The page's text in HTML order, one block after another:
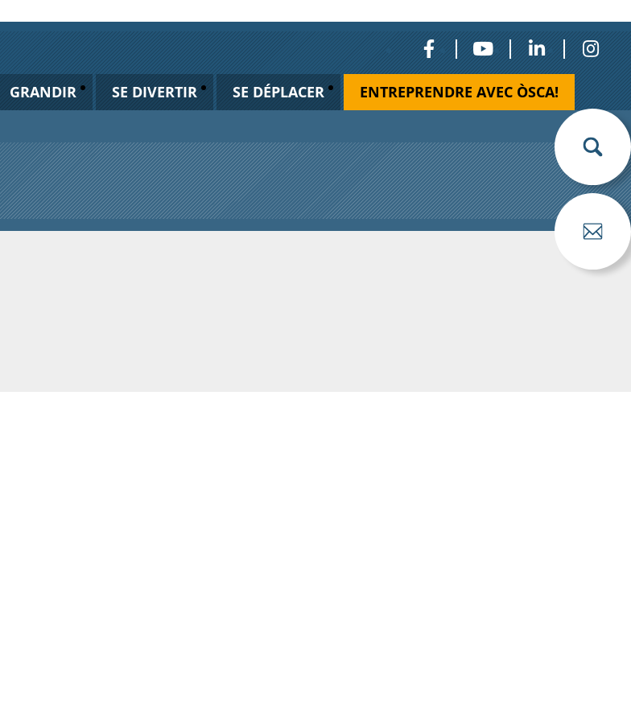
GRANDIR SE DIVERTIR SE DÉPLACER ENTREPRENDRE AVEC ÒSCA!